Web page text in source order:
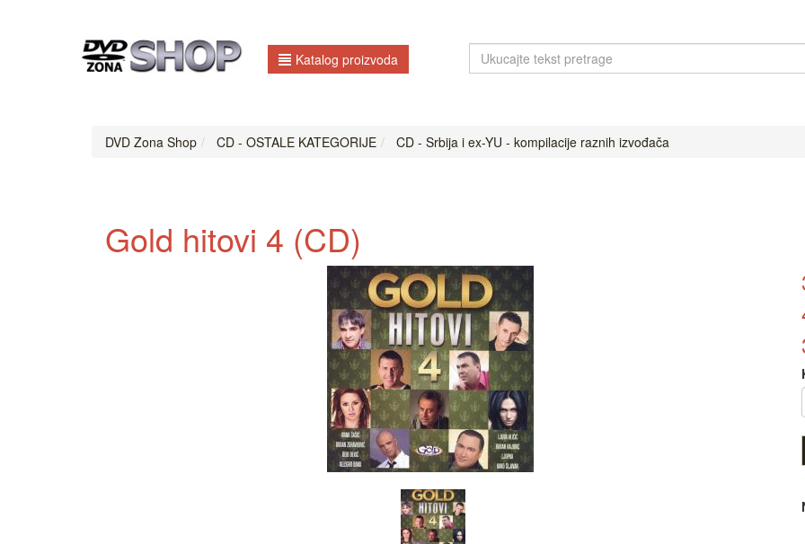
Katalog proizvoda
DVD Zona Shop CD - OSTALE KATEGORIJE CD - Srbija i ex-YU - kompilacije raznih izvođača
Gold hitovi 4 (CD)